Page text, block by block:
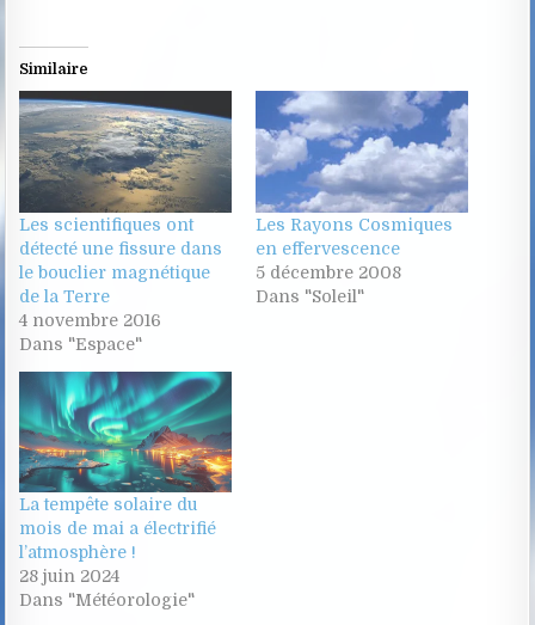
Similaire
Les scientifiques ont
détecté une fissure dans
le bouclier magnétique
de la Terre
4 novembre 2016
Dans "Espace"
Les Rayons Cosmiques
en effervescence
5 décembre 2008
Dans "Soleil"
La tempête solaire du
mois de mai a électrifié
l’atmosphère !
28 juin 2024
Dans "Météorologie"